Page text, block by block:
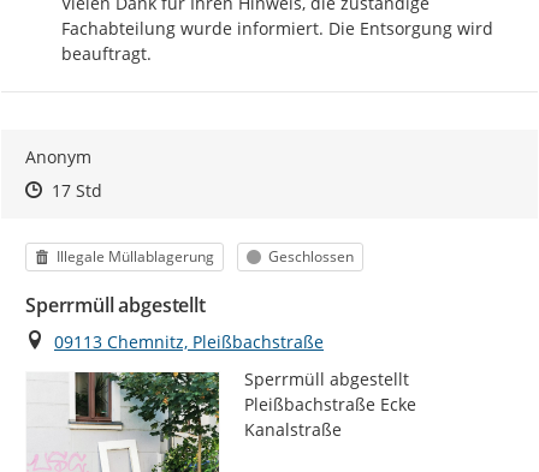
Fachabteilung wurde informiert. Die Entsorgung wird
beauftragt.
Anonym
Zeitpunkt des Erstellens
Zeitpunkt des Erstellens
17 StdZur Äußerung
Kategorie
Illegale Müllablagerung Status
Geschlossen
Sperrmüll abgestellt
Ort
09113 Chemnitz, Pleißbachstraße
Sperrmüll abgestellt
Pleißbachstraße Ecke
Kanalstraße